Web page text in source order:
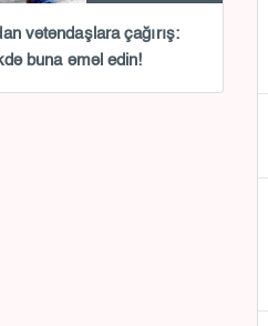
vətəndaşlara çağırış:
buna əməl edin!